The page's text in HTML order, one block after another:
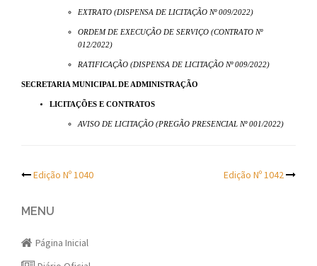
EXTRATO (DISPENSA DE LICITAÇÃO Nº 009/2022)
ORDEM DE EXECUÇÃO DE SERVIÇO (CONTRATO Nº
012/2022)
RATIFICAÇÃO (DISPENSA DE LICITAÇÃO Nº 009/2022)
SECRETARIA MUNICIPAL DE ADMINISTRAÇÃO
LICITAÇÕES E CONTRATOS
AVISO DE LICITAÇÃO (PREGÃO PRESENCIAL Nº 001/2022)
Post
navigation
Edição Nº 1040 Edição Nº 1042
MENU
Página Inicial